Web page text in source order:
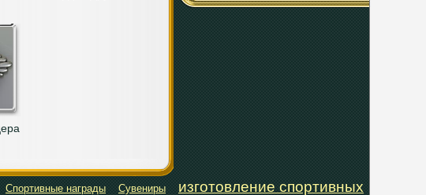
Спортивные награды Сувениры изготовление спортивных